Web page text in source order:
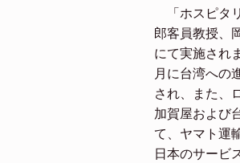
日
「ホスピタ
郎客員教授、
にて実施され
月に台湾への
され、また、
加賀屋および
て、ヤマト運
日本のサービ